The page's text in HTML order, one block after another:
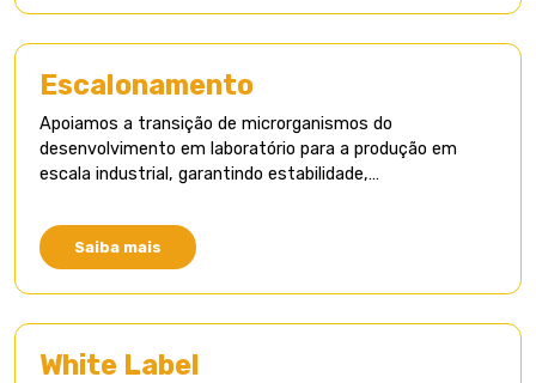
Escalonamento
Apoiamos a transição de microrganismos do
desenvolvimento em laboratório para a produção em
escala industrial, garantindo estabilidade,
Saiba mais
White Label​